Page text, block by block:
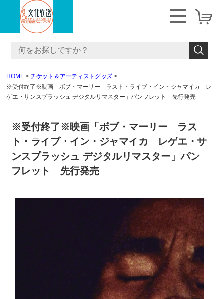
HOME
チケット＆アーティストグッズ
※受付終了※映画「ボブ・マーリー ラスト・ライブ・イン・ジャマイカ レ
ゲエ・サンスプラッシュ デジタルリマスター」パンフレット 先行発売
※受付終了※映画「ボブ・マーリー ラス
ト・ライブ・イン・ジャマイカ レゲエ・サ
ンスプラッシュ デジタルリマスター」パン
フレット 先行発売